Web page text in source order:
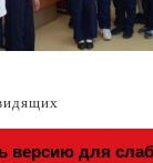
версию для